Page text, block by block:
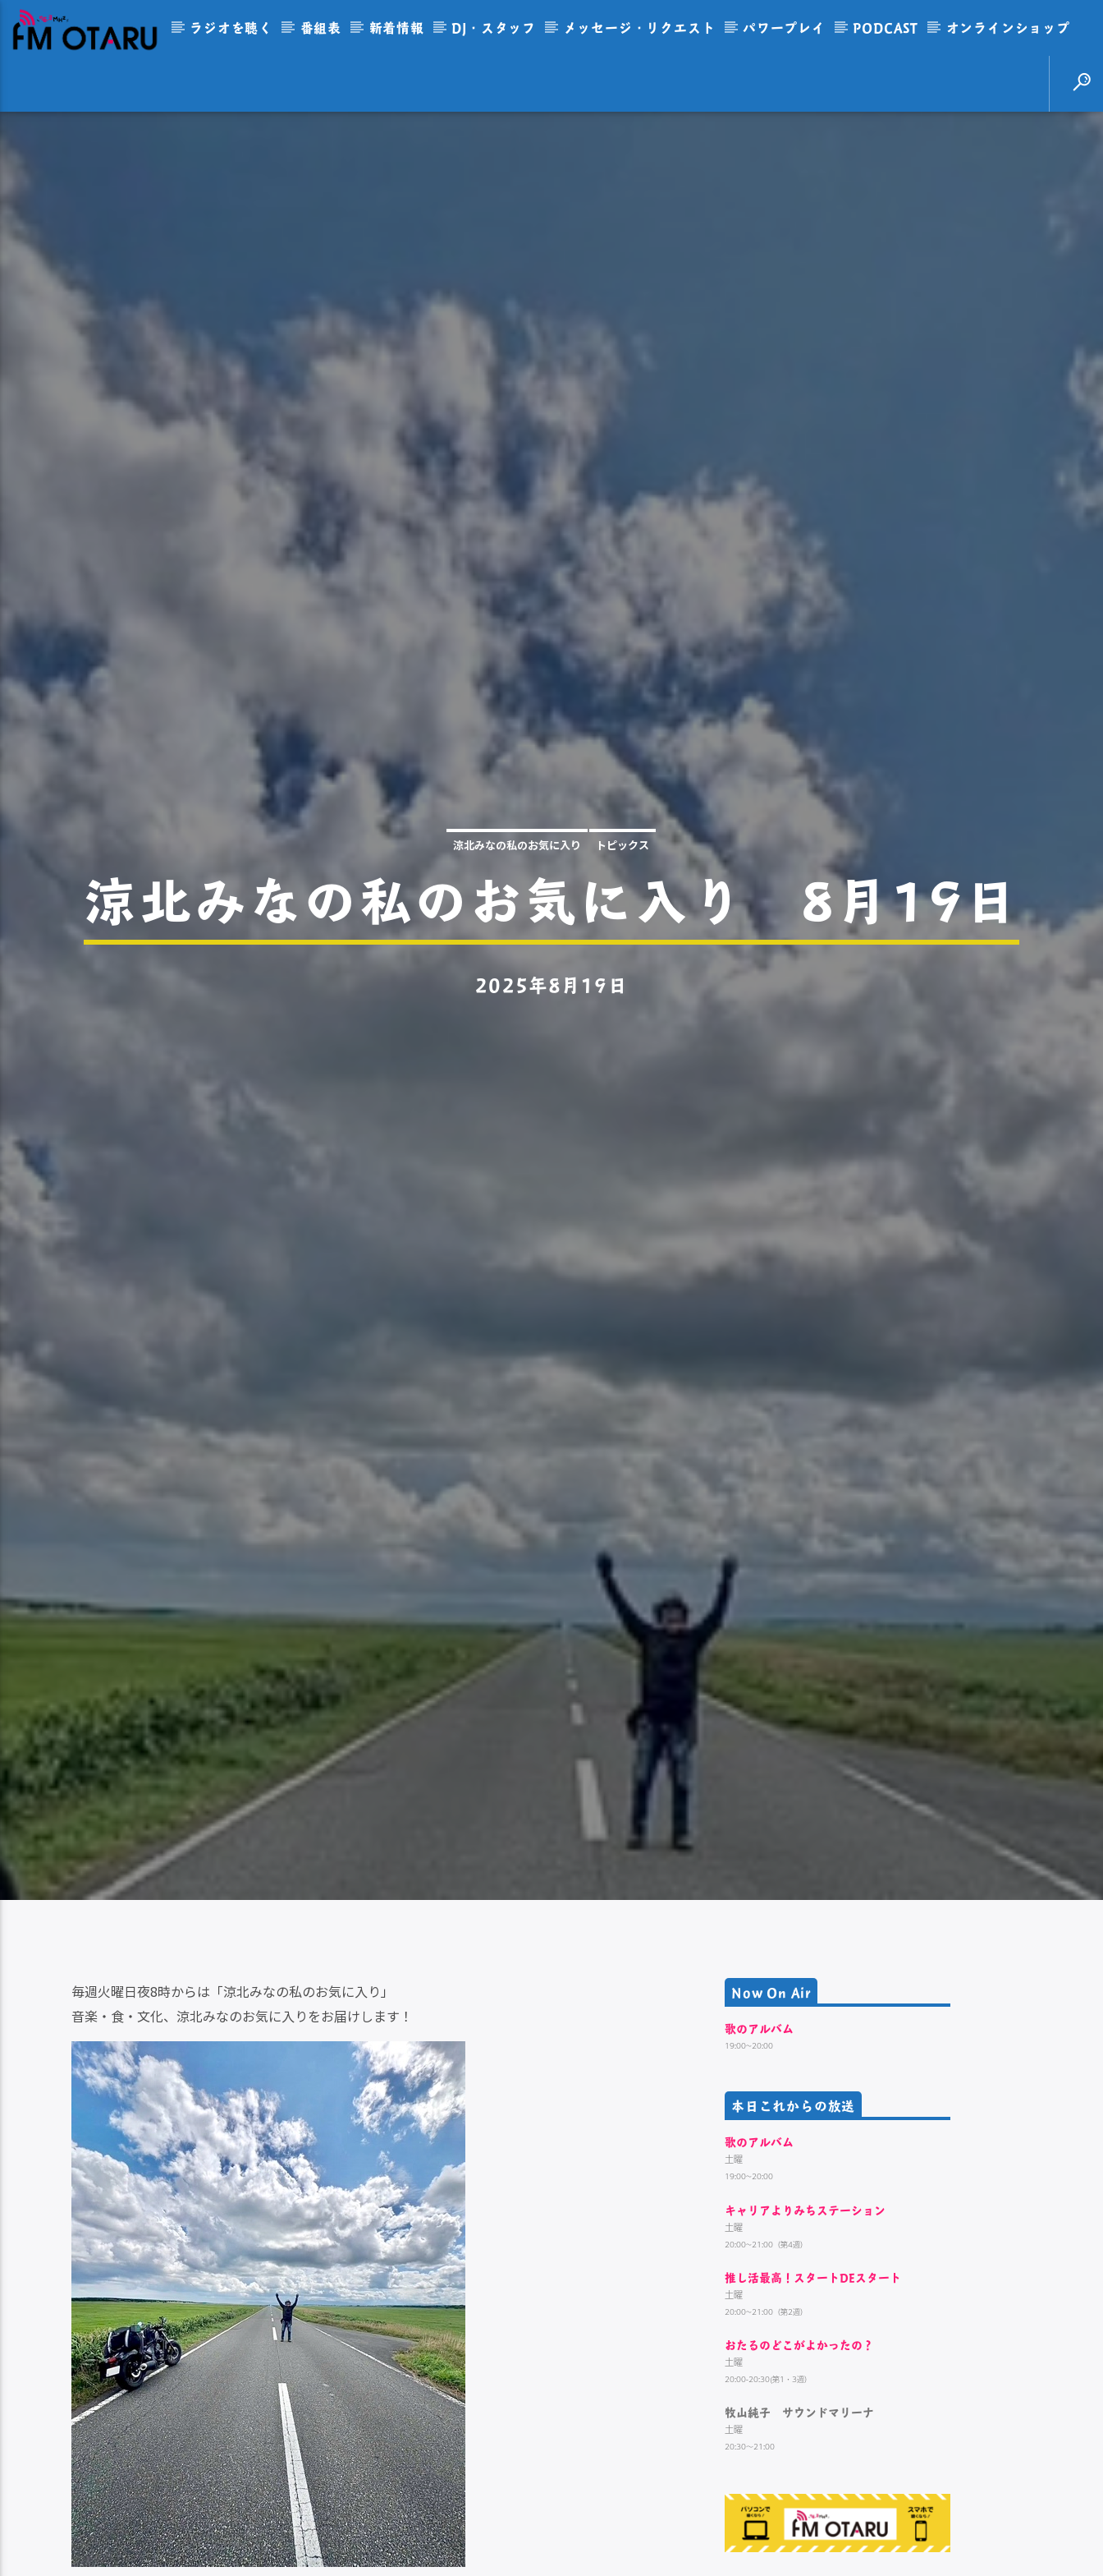
ラジオを聴く 番組表 新着情報 DJ・スタッフ メッセージ・リクエスト パワープレイ PODCAST オンラインショップ
涼北みなの私のお気に入り トピックス
涼北みなの私のお気に入り 8月19日
2025年8月19日
毎週火曜日夜8時からは「涼北みなの私のお気に入り」
音楽・食・文化、涼北みなのお気に入りをお届けします！
Now On Air
歌のアルバム
19:00~20:00
本日これからの放送
歌のアルバム
土曜
19:00~20:00
キャリアよりみちステーション
土曜
20:00~21:00（第4週）
推し活最高！スタートDEスタート
土曜
20:00~21:00（第2週）
おたるのどこがよかったの？
土曜
20:00-20:30(第1・3週）
牧山純子 サウンドマリーナ
土曜
20:30～21:00